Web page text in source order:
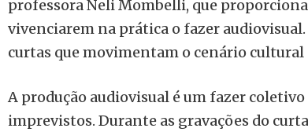
professora Neli Mombelli, que
vivenciarem na prática o fazer audiovisual.
curtas que movimentam o cenário cultural
A produção audiovisual é um fazer
imprevistos. Durante as gravações do